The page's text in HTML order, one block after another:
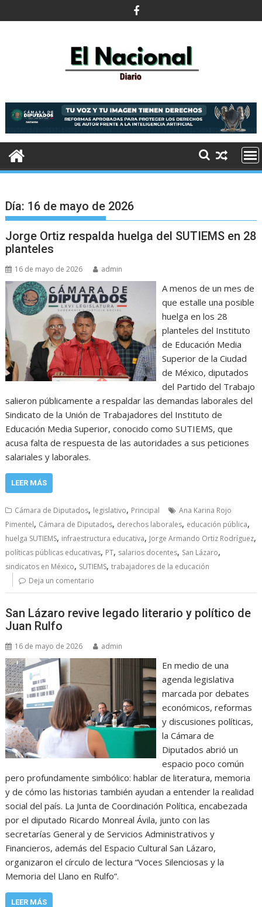
al
Día: 16 de mayo de 2026
Jorge Ortiz respalda huelga del SUTIEMS en 28
planteles
16 de mayo de 2026 admin
A menos de un mes de
que estalle una posible
huelga en los 28
planteles del Instituto
de Educación Media
Superior de la Ciudad
de México, diputados
del Partido del Trabajo
salieron públicamente a respaldar las demandas laborales del
Sindicato de la Unión de Trabajadores del Instituto de
Educación Media Superior, conocido como SUTIEMS, que
acusa falta de respuesta de las autoridades a sus peticiones
salariales y laborales.
LEER MÁS
Cámara de Diputados, legislativo, Principal
Ana Karina Rojo
Pimentel, Cámara de Diputados, derechos laborales, educación pública,
huelga SUTIEMS, infraestructura educativa, Jorge Armando Ortiz Rodríguez,
políticas públicas educativas, PT, salarios docentes, San Lázaro,
sindicatos en México, SUTIEMS,trabajadores de la educación
Deja un comentario
San Lázaro revive legado literario y político de
Juan Rulfo
16 de mayo de 2026 admin
En medio de una
agenda legislativa
marcada por debates
económicos, reformas
y discusiones políticas,
la Cámara de
Diputados abrió un
espacio poco común
pero profundamente simbólico: hablar de literatura, memoria
y de cómo las historias también ayudan a entender la realidad
social del país. La Junta de Coordinación Política, encabezada
por el diputado Ricardo Monreal Ávila, junto con las
secretarías General y de Servicios Administrativos y
Financieros, además del Espacio Cultural San Lázaro,
organizaron el círculo de lectura “Voces Silenciosas y la
Memoria del Llano en Rulfo”.
LEER MÁS